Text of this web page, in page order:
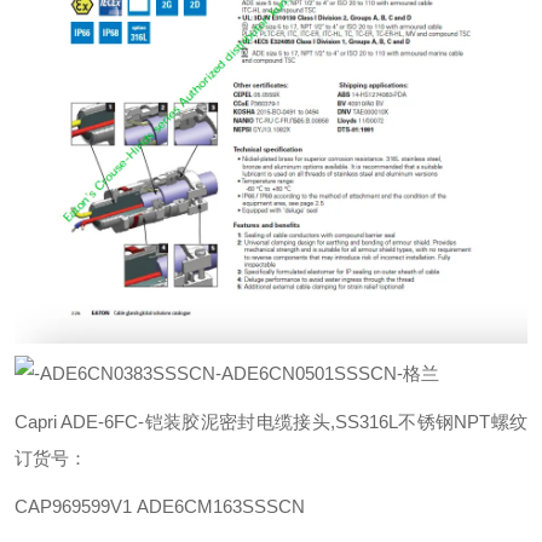
Capri ADE-6FC-铠装胶泥密封电缆接头,SS316L不锈钢NPT螺纹
订货号：
CAP969599V1 ADE6CM163SSSCN